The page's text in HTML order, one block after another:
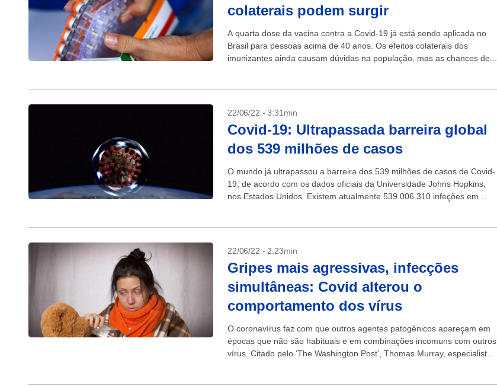
colaterais podem surgir
A quarta dose da vacina contra a Covid-19 já está sendo aplicada no
Brasil para pessoas acima de 40 anos. Os efeitos colaterais dos
imunizantes ainda causam dúvidas na população, mas as chances de...
22/06/22 - 3:31min
Covid-19: Ultrapassada barreira global
dos 539 milhões de casos
O mundo já ultrapassou a barreira dos 539 milhões de casos de Covid-
19, de acordo com os dados oficiais da Universidade Johns Hopkins,
nos Estados Unidos. Existem atualmente 539.006.310 infeções em
22/06/22 - 2:23min
Gripes mais agressivas, infecções
simultâneas: Covid alterou o
comportamento dos vírus
O coronavírus faz com que outros agentes patogênicos apareçam em
épocas que não são habituais e em combinações incomuns com outros
vírus. Citado pelo ‘The Washington Post’, Thomas Murray, especialista